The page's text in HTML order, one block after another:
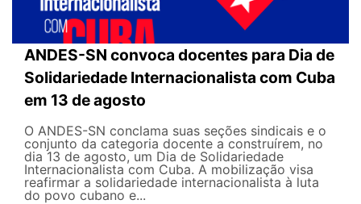
ANDES-SN convoca docentes para Dia de
Solidariedade Internacionalista com Cuba
em 13 de agosto
O ANDES-SN conclama suas seções sindicais e o
conjunto da categoria docente a construírem, no
dia 13 de agosto, um Dia de Solidariedade
Internacionalista com Cuba. A mobilização visa
reafirmar a solidariedade internacionalista à luta
do povo cubano e...